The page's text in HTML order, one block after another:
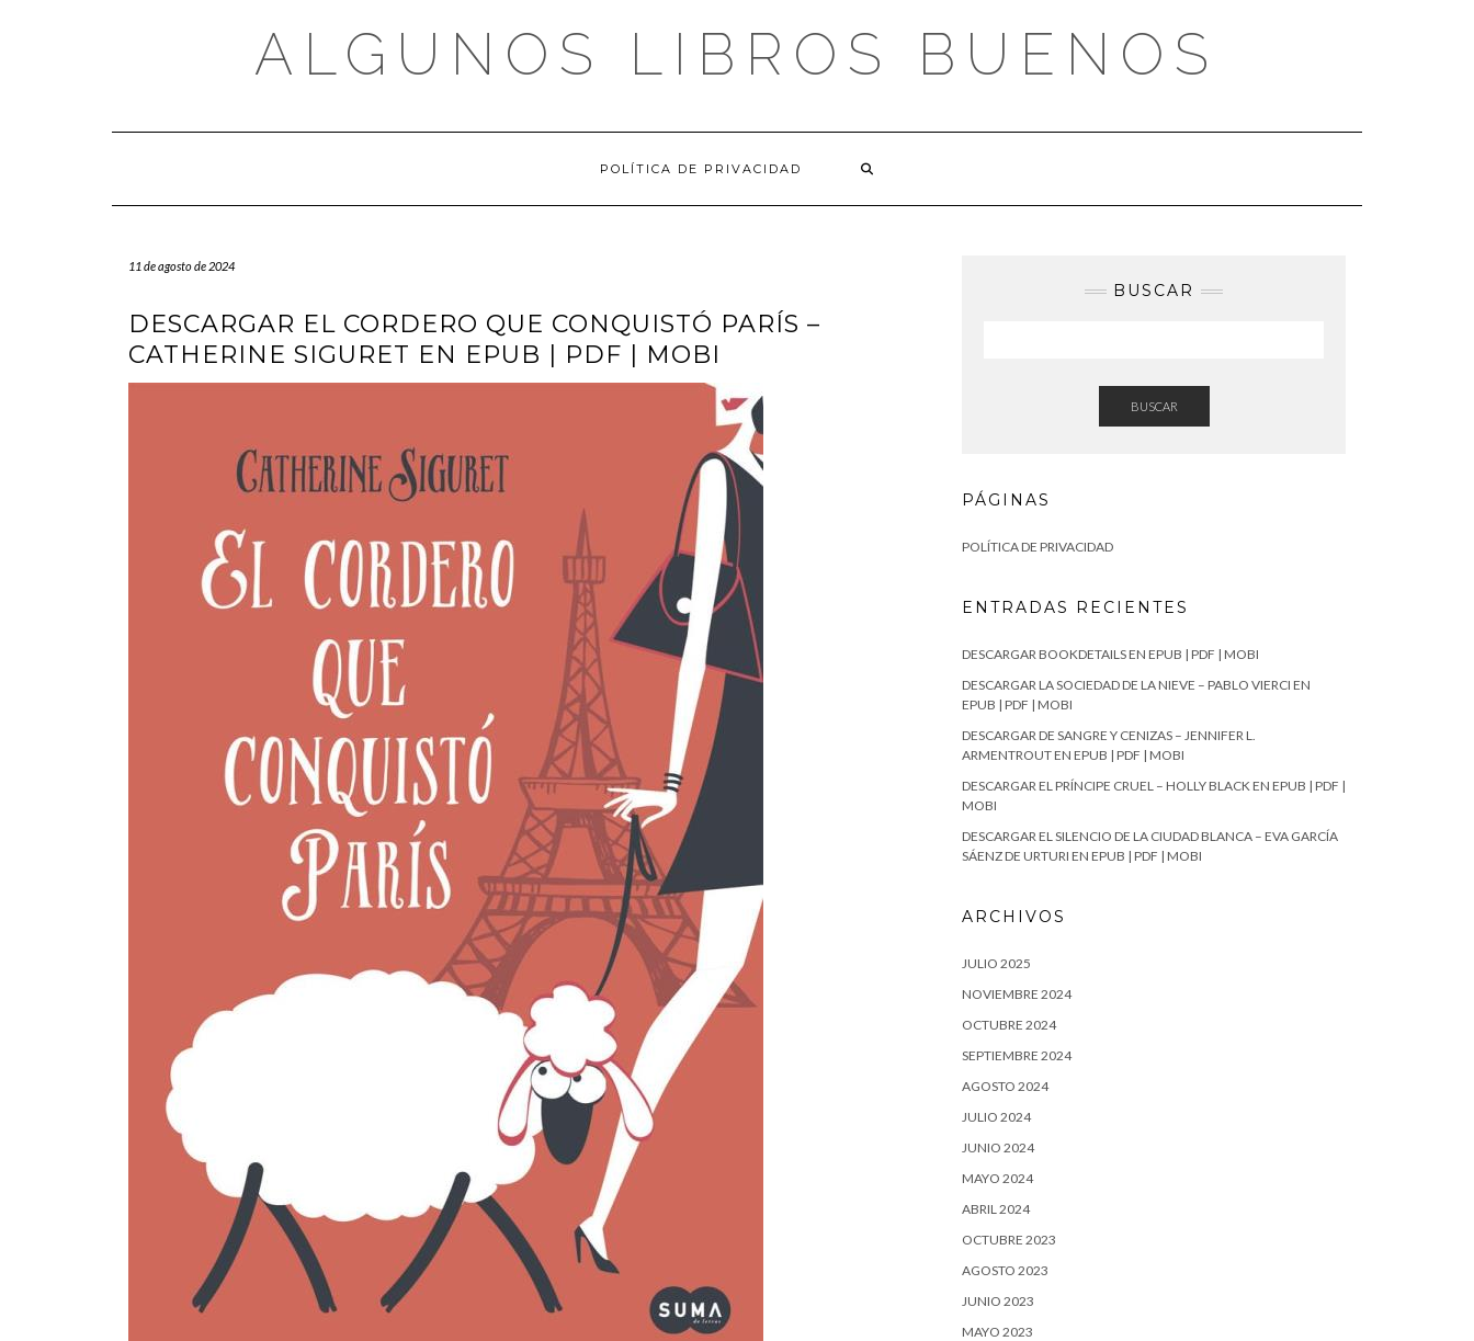
ALGUNOS LIBROS BUENOS
POLÍTICA DE PRIVACIDAD
11 de agosto de 2024
DESCARGAR EL CORDERO QUE CONQUISTÓ PARÍS –
CATHERINE SIGURET EN EPUB | PDF | MOBI
BUSCAR
BUSCAR
PÁGINAS
POLÍTICA DE PRIVACIDAD
ENTRADAS RECIENTES
DESCARGAR BOOKDETAILS EN EPUB | PDF | MOBI
DESCARGAR LA SOCIEDAD DE LA NIEVE – PABLO VIERCI EN
EPUB | PDF | MOBI
DESCARGAR DE SANGRE Y CENIZAS – JENNIFER L.
ARMENTROUT EN EPUB | PDF | MOBI
DESCARGAR EL PRÍNCIPE CRUEL – HOLLY BLACK EN EPUB | PDF |
MOBI
DESCARGAR EL SILENCIO DE LA CIUDAD BLANCA – EVA GARCÍA
SÁENZ DE URTURI EN EPUB | PDF | MOBI
ARCHIVOS
JULIO 2025
NOVIEMBRE 2024
OCTUBRE 2024
SEPTIEMBRE 2024
AGOSTO 2024
JULIO 2024
JUNIO 2024
MAYO 2024
ABRIL 2024
OCTUBRE 2023
AGOSTO 2023
JUNIO 2023
MAYO 2023